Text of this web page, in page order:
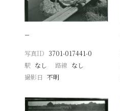
−
写真ID 3701-017441-0
駅 なし 路線 なし
撮影日
不明